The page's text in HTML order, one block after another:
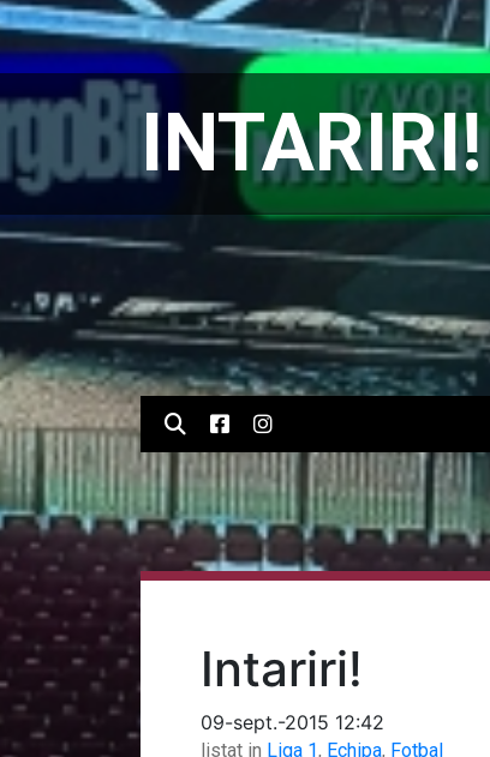
INTARIRI!
Intariri!
09-sept.-2015 12:42
listat in Liga 1, Echipa, Fotbal